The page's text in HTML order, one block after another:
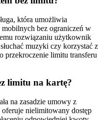
która umożliwia
mobilnych bez ograniczeń w
rozwiązaniu użytkownik
muzyki czy korzystać z
przekroczenie limitu transferu
limitu na kartę?
na zasadzie umowy z
nielimitowany dostęp